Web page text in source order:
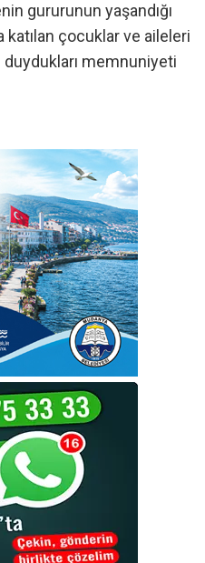
gururunun yaşandığı
çocuklar ve aileleri
memnuniyeti